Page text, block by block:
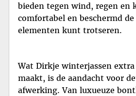
bieden tegen wind, regen en
comfortabel en beschermd
elementen kunt trotseren.
Wat Dirkje winterjassen
maakt, is de aandacht voor
afwerking. Van luxueuze